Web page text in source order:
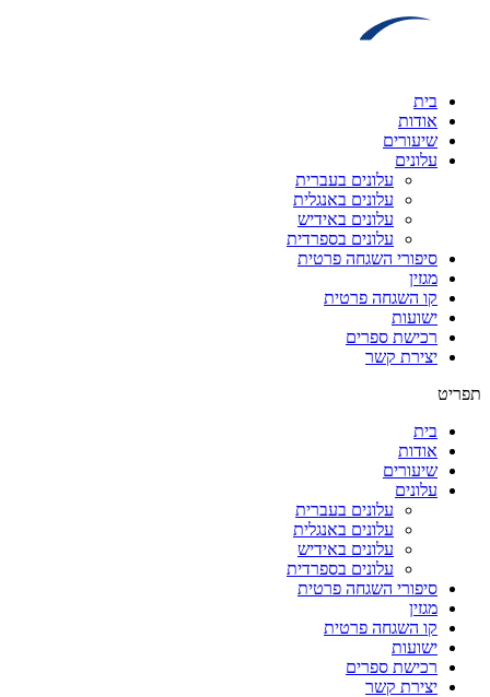
בית
אודות
שיעורים
עלונים
עלונים בעברית
עלונים באנגלית
עלונים באידיש
עלונים בספרדית
סיפורי השגחה פרטית
מגזין
קו השגחה פרטית
ישועות
רכישת ספרים
יצירת קשר
תפריט
בית
אודות
שיעורים
עלונים
עלונים בעברית
עלונים באנגלית
עלונים באידיש
עלונים בספרדית
סיפורי השגחה פרטית
מגזין
קו השגחה פרטית
ישועות
רכישת ספרים
יצירת קשר